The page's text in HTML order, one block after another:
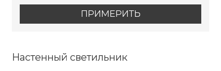
ПРИМЕРИТЬ
Настенный светильник